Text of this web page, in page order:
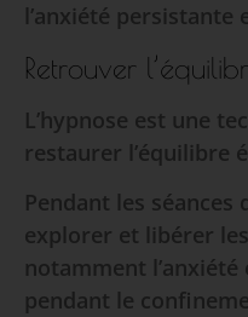
l’anxiété persistante
Retrouver
L’hypnose est une
restaurer l’équilibre
Pendant les séances
explorer et libérer
notamment
pendant le